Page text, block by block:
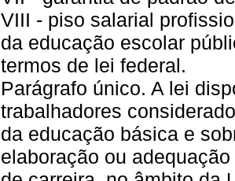
VIII - piso salarial
da educação escolar
termos de lei federal.
Parágrafo único. A lei
trabalhadores
da educação básica e
elaboração ou